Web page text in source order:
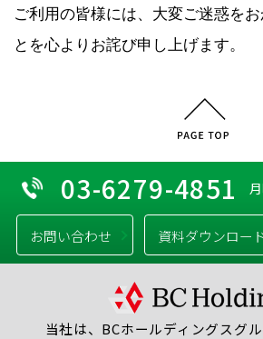
ご利用の皆様には、大変ご迷惑を
とを心よりお詫び申し上げます。
03-6279-4851
お問い合わせ 資料ダウンロー
当社は、BCホールディングスグ